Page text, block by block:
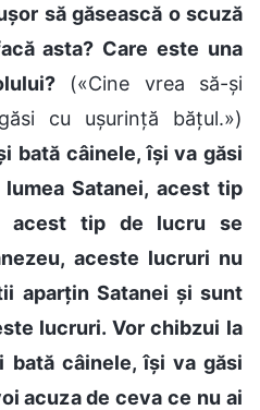
să găsească o scuză
asta? Care este una
(«Cine vrea să-și
cu ușurință bățul.»)
bată câinele, își va găsi
Satanei, acest tip
acest tip de lucru se
aceste lucruri nu
aparțin Satanei și sunt
lucruri. Vor chibzui la
bată câinele, își va găsi
acuza de ceva ce nu ai